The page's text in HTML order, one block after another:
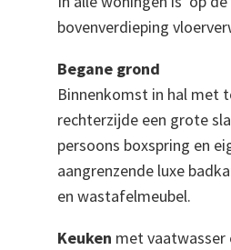
bovenverdieping
Begane grond
Binnenkomst in hal met
rechterzijde een grote
persoons boxspring en
aangrenzende luxe
en wastafelmeubel.
Keuken met vaatwasser